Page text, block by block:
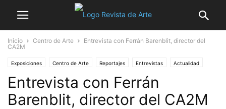
Inicio Centro de Arte
Entrevista con Ferrán Barenblit, director del
CA2M
Exposiciones Centro de Arte Reportajes Entrevistas Actualidad
No sólo arte Noticia destacada
Entrevista con Ferrán
Barenblit, director del CA2M